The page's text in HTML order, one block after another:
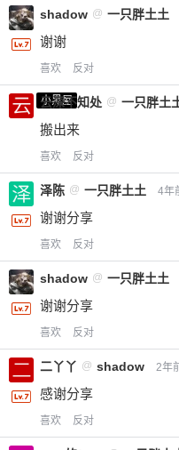
shadow @ 一只胖土土
谢谢
喜欢 反对
小黑屋
云深不知处 @ 一只胖土
搬出来
喜欢 反对
泽陈 @ 一只胖土土 4年
谢谢分享
喜欢 反对
shadow @ 一只胖土土
谢谢分享
喜欢 反对
二丫丫 @ shadow 2年
感谢分享
喜欢 反对